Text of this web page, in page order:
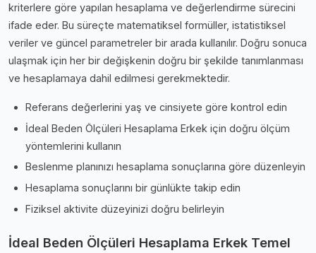
kriterlere göre yapılan hesaplama ve değerlendirme sürecini
ifade eder. Bu süreçte matematiksel formüller, istatistiksel
veriler ve güncel parametreler bir arada kullanılır. Doğru sonuca
ulaşmak için her bir değişkenin doğru bir şekilde tanımlanması
ve hesaplamaya dahil edilmesi gerekmektedir.
Referans değerlerini yaş ve cinsiyete göre kontrol edin
İdeal Beden Ölçüleri Hesaplama Erkek için doğru ölçüm
yöntemlerini kullanın
Beslenme planınızı hesaplama sonuçlarına göre düzenleyin
Hesaplama sonuçlarını bir günlükte takip edin
Fiziksel aktivite düzeyinizi doğru belirleyin
İdeal Beden Ölçüleri Hesaplama Erkek Temel